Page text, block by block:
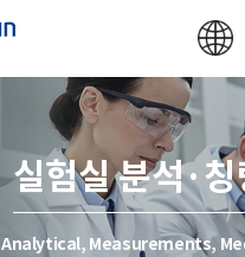
실험실 분석·
Analytical, Measurements,